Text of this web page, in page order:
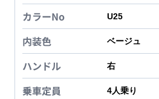
カラーNo U25
内装色 ベージュ
ハンドル 右
乗車定員 4人乗り